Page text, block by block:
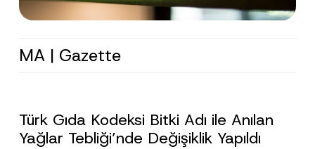
MA | Gazette
Türk Gıda Kodeksi Bitki Adı ile Anılan
Yağlar Tebliği’nde Değişiklik Yapıldı